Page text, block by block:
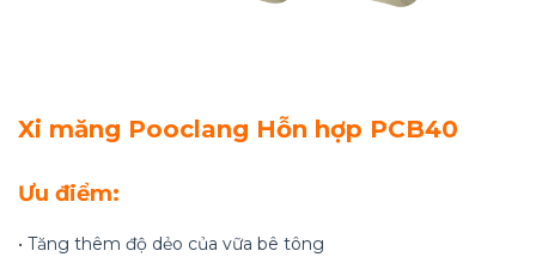
Xi măng Pooclang Hỗn hợp PCB40
Ưu điểm:
• Tăng thêm độ dẻo của vữa bê tông